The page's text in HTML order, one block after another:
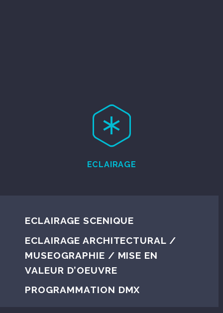


ECLAIRAGE
ECLAIRAGE SCENIQUE
ECLAIRAGE ARCHITECTURAL /
MUSEOGRAPHIE / MISE EN
VALEUR D’OEUVRE
PROGRAMMATION DMX